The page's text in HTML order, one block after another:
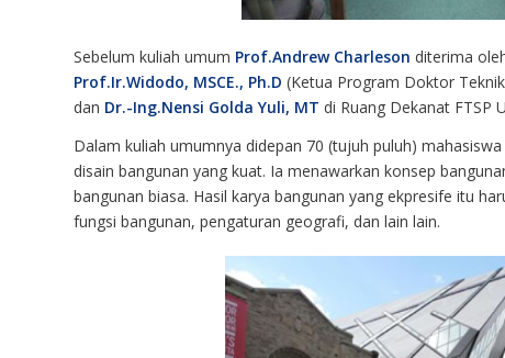
Sebelum kuliah umum Prof.Andrew Charleson diterima
Prof.Ir.Widodo, MSCE., Ph.D (Ketua Program Doktor
dan Dr.-Ing.Nensi Golda Yuli, MT di Ruang Dekanat FTSP
Dalam kuliah umumnya didepan 70 (tujuh puluh)
disain bangunan yang kuat. Ia menawarkan konsep
bangunan biasa. Hasil karya bangunan yang ekpresife itu
fungsi bangunan, pengaturan geografi, dan lain lain.